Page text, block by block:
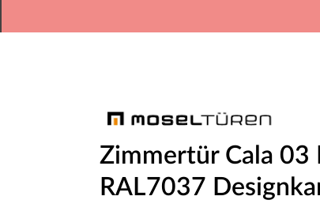
Zimmertür Cala 03
RAL7037